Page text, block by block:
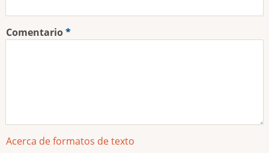
Comentario
Acerca de formatos de texto